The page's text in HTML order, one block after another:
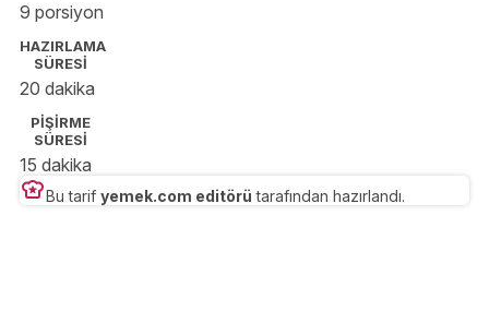
9 porsiyon
HAZIRLAMA
SÜRESİ
20 dakika
PİŞİRME
SÜRESİ
15 dakika
Bu tarif yemek.com editörü tarafından hazırlandı.